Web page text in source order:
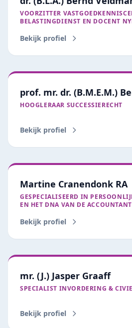
VOORZITTER
BELASTINGDIENST EN DOCENT
Bekijk profiel
prof. mr. dr. (B.M.E.M.)
HOOGLERAAR SUCCESSIERECHT
Bekijk profiel
Martine Cranendonk RA
GESPECIALISEERD IN
EN HET DNA VAN DE ACCOUNTANT
Bekijk profiel
mr. (J.) Jasper Graaff
SPECIALIST INVORDERING &
Bekijk profiel